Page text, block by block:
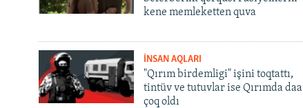
kene memleketten quva
İNSAN AQLARI
"Qırım birdemligi" işini toqtattı,
tintüv ve tutuvlar ise Qırımda daa
çoq oldı